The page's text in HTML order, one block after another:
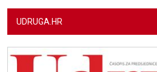
UDRUGA.HR